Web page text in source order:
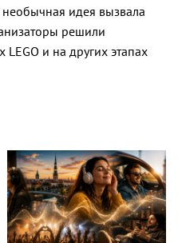
идея вызвала
решили
и на других этапах